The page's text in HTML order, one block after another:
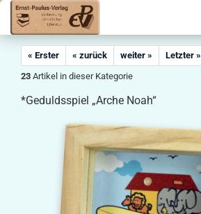
« Erster « zurück weiter »
Letzter »
23 Artikel in dieser Kategorie
*Geduldsspiel „Arche Noah“